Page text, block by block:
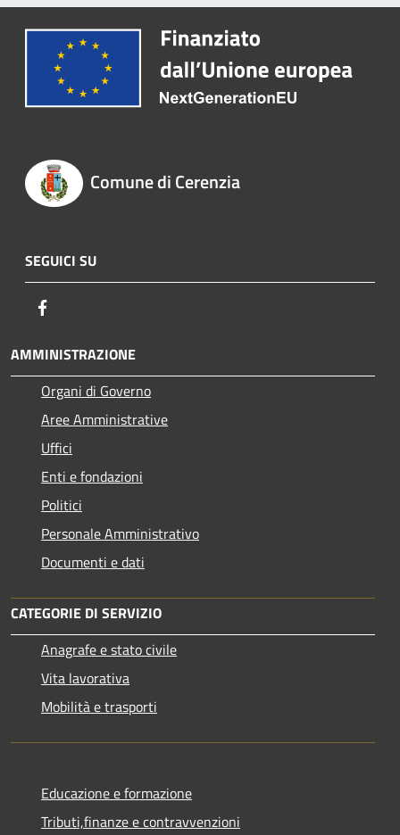
Comune di Cerenzia
SEGUICI SU
AMMINISTRAZIONE
Organi di Governo
Aree Amministrative
Uffici
Enti e fondazioni
Politici
Personale Amministrativo
Documenti e dati
CATEGORIE DI SERVIZIO
Anagrafe e stato civile
Vita lavorativa
Mobilità e trasporti
Educazione e formazione
Tributi,finanze e contravvenzioni